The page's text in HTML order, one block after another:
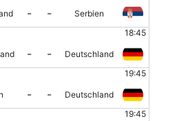
- -
Serbien
18:45
- -
Deutschland
19:45
- -
Deutschland
19:45